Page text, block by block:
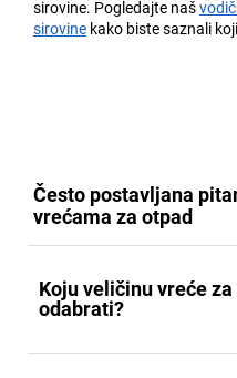
sirovine. Pogledajte naš
sirovine kako biste saznali
Često postavljana
vrećama za otpad
Koju veličinu vreće
odabrati?